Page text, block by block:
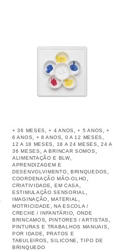
+ 36 MESES ,+ 4 ANOS ,+ 5 ANOS ,+
6 ANOS
+ 8 ANOS 0 A 12 MESES
12 A 18 MESES 18 A 24 MESES ,24 A
36 MESES
,A BRINCAR SOMOS
ALIMENTAÇÃO E BLW,
APRENDIZAGEM E
DESENVOLVIMENTO
BRINQUEDOS
COORDENAÇÃO MÃO-OLHO
CRIATIVIDADE EM CASA
ESTIMULAÇÃO SENSORIAL
IMAGINAÇÃO ,MATERIAL
MOTRICIDADE ,NA ESCOLA /
CRECHE / INFANTÁRIO
ONDE
BRINCAMOS
PINTORES / ARTISTAS
PINTURAS E TRABALHOS MANUAIS
POR IDADE
PRATOS E
TABULEIROS
,SILICONE ,TIPO DE
BRINQUEDO